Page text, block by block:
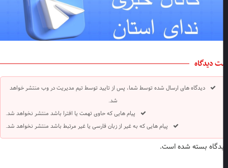
دیدگاه
دیدگاه های ارسال شده توسط شما، پس از تایید توسط تیم مدیریت در وب منتشر خواهد
شد.
پیام هایی که حاوی تهمت یا افترا باشد منتشر نخواهد شد.
پیام هایی که به غیر از زبان فارسی یا غیر مرتبط باشد منتشر نخواهد شد.
بسته شده است.